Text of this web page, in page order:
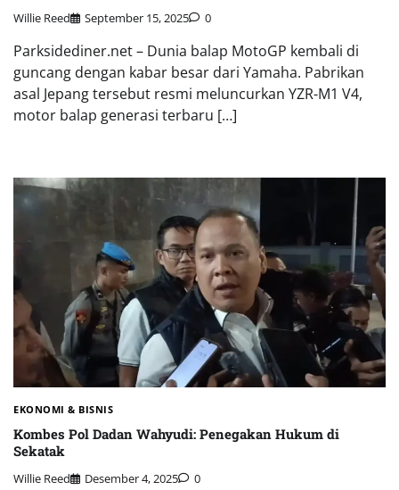
Willie Reed September 15, 2025 0
Parksidediner.net – Dunia balap MotoGP kembali di
guncang dengan kabar besar dari Yamaha. Pabrikan
asal Jepang tersebut resmi meluncurkan YZR-M1 V4,
motor balap generasi terbaru […]
EKONOMI & BISNIS
Kombes Pol Dadan Wahyudi: Penegakan Hukum di
Sekatak
Willie Reed Desember 4, 2025 0